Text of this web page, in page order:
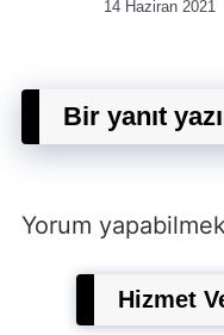
14 Haziran 2021
Bir yanıt
Yorum
Hizmet